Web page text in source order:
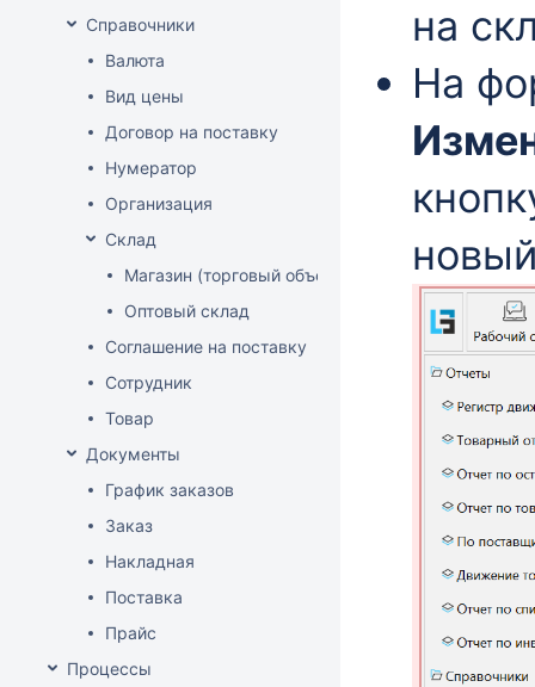
Справочники
Валюта
Вид цены
Договор на поставку
Нумератор
Организация
Склад
Магазин (торговый объект)
Оптовый склад
Соглашение на поставку
Сотрудник
Товар
Документы
График заказов
Заказ
Накладная
Поставка
Прайс
Процессы
на
На